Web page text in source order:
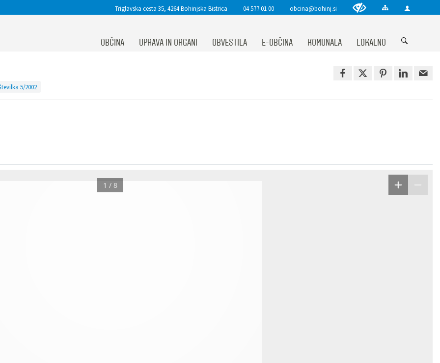
Triglavska cesta 35, 4264 Bohinjska Bistrica 04 577 01 00 obcina@bohinj.si
OBČINA UPRAVA IN ORGANI OBVESTILA E-OBČINA KOMUNALA LOKALNO
5/2002
1 / 8